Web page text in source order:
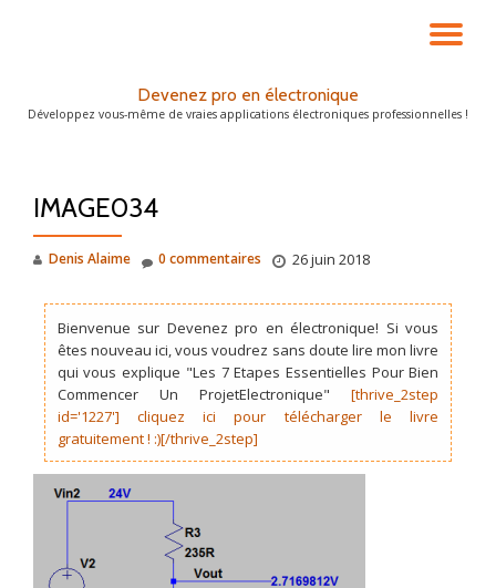
LA
Devenez pro en électronique
Développez vous-même de vraies applications électroniques professionnelles !
IMAGE034
Denis Alaime 26 juin 2018
0 commentaires
Bienvenue sur Devenez pro en électronique! Si vous
êtes nouveau ici, vous voudrez sans doute lire mon livre
qui vous explique "Les 7 Etapes Essentielles Pour Bien
Commencer Un ProjetElectronique"[thrive_2step
id='1227'] cliquez ici pour télécharger le livre
gratuitement ! :)[/thrive_2step]